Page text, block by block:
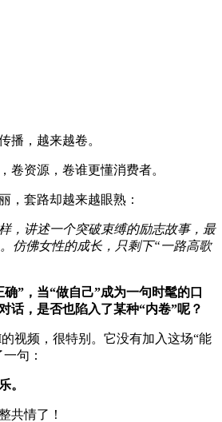
播，越来越卷。
卷资源，卷谁更懂消费者。
，套路却越来越眼熟：
，讲述一个突破束缚的励志故事，最
仿佛女性的成长，只剩下“一路高歌
”，当“做自己”成为一句时髦的口
话，是否也陷入了某种“内卷”呢？
视频，很特别。它没有加入这场“能
句：
。
共情了！